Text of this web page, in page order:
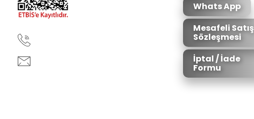
Whats App
Mesafeli Satış
Sözleşmesi
İptal / İade
Formu